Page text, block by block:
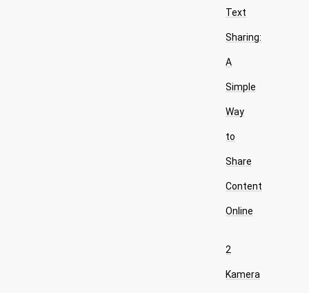
Text
Sharing:
A
Simple
Way
to
Share
Content
Online
2
Kamera